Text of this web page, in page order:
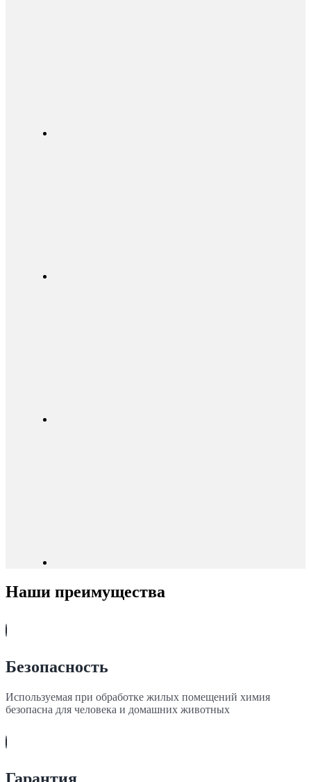
Наши преимущества
Безопасность
Используемая при обработке жилых помещений химия
безопасна для человека и домашних животных
Гарантия